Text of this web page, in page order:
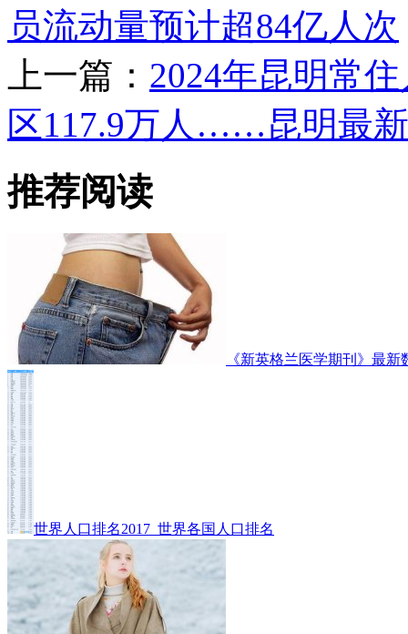
员流动量预计超84亿人次
上一篇： 2024年昆明常
区117.9万人……昆明最
推荐阅读
《新英格兰医学期刊》最
世界人口排名2017_世界各国人口排名